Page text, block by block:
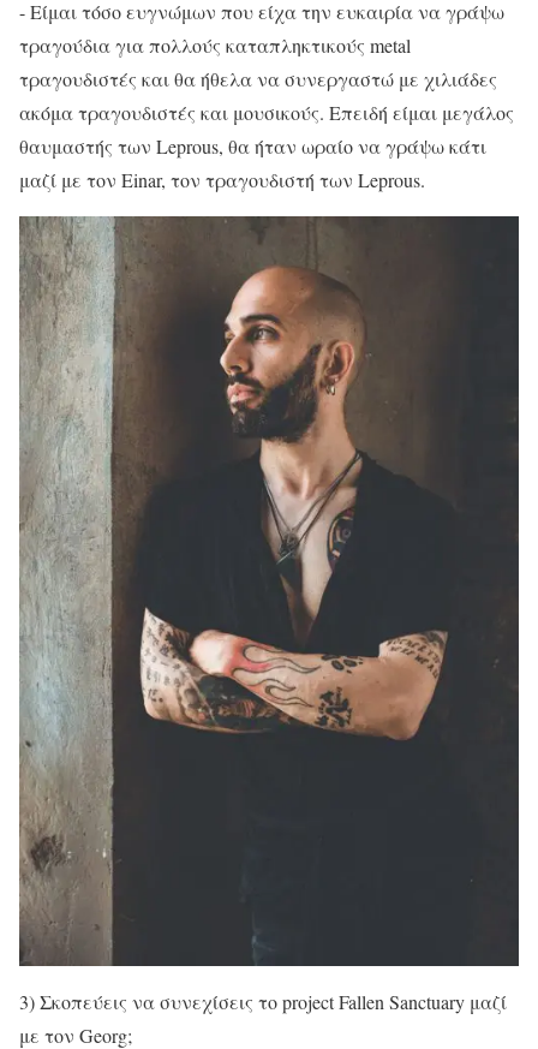
- Είμαι τόσο ευγνώμων που είχα την ευκαιρία να γράψω
τραγούδια για πολλούς καταπληκτικούς metal
τραγουδιστές και θα ήθελα να συνεργαστώ με χιλιάδες
ακόμα τραγουδιστές και μουσικούς. Επειδή είμαι μεγάλος
θαυμαστής των Leprous, θα ήταν ωραίο να γράψω κάτι
μαζί με τον Einar, τον τραγουδιστή των Leprous.
3) Σκοπεύεις να συνεχίσεις το project Fallen Sanctuary μαζί
με τον Georg;